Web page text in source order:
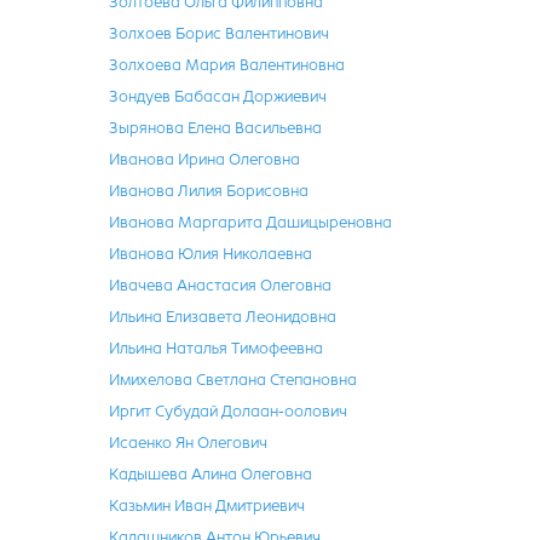
Золхоев Борис Валентинович
Золхоева Мария Валентиновна
Зондуев Бабасан Доржиевич
Зырянова Елена Васильевна
Иванова Ирина Олеговна
Иванова Лилия Борисовна
Иванова Маргарита Дашицыреновна
Иванова Юлия Николаевна
Ивачева Анастасия Олеговна
Ильина Елизавета Леонидовна
Ильина Наталья Тимофеевна
Имихелова Светлана Степановна
Иргит Субудай Долаан-оолович
Исаенко Ян Олегович
Кадышева Алина Олеговна
Казьмин Иван Дмитриевич